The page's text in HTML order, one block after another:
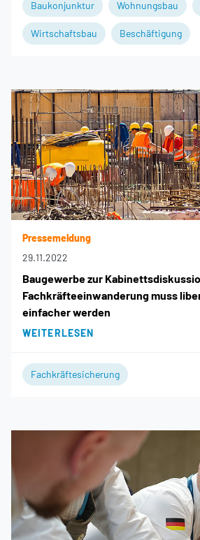
Baukonjunktur Wohnungsbau
Wirtschaftsbau Beschäftigung
Pressemeldung
29.11.2022
Baugewerbe zur
Fachkräfteeinwanderung muss
einfacher werden
WEITERLESEN
Fachkräftesicherung